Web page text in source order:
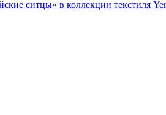
ситцы» в коллекции текстиля